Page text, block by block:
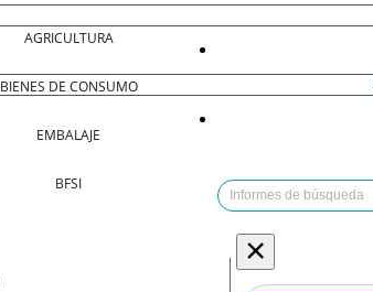
AGRICULTURA
BIENES DE CONSUMO
EMBALAJE
BFSI
×